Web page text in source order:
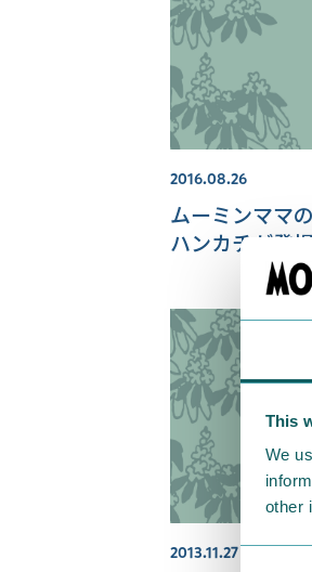
This
We
other
2016.08.26
ムーミンママ
ハンカチが登場
2013.11.27